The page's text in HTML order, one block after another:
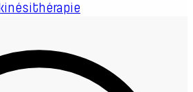
kinésithérapie